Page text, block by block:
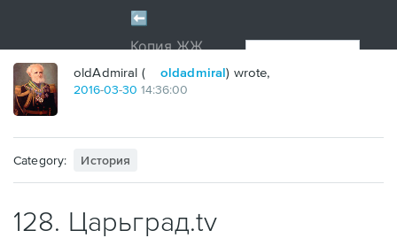
oldAdmiral ( oldadmiral) wrote,
2016-03-30 14:36:00
Category: История
128. Царьград.tv